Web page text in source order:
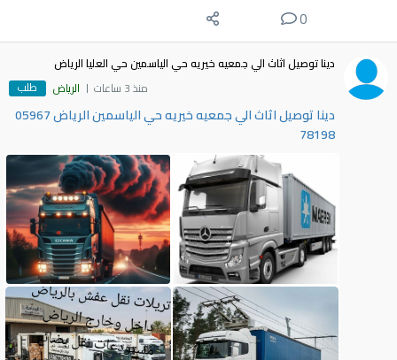
0
دينا توصيل اثاث الي جمعيه خيريه حي الياسمين حي العليا الرياض
منذ 3 ساعات
الرياض طلب
دينا توصيل اثاث الي جمعيه خيريه حي الياسمين الرياض 05967
78198